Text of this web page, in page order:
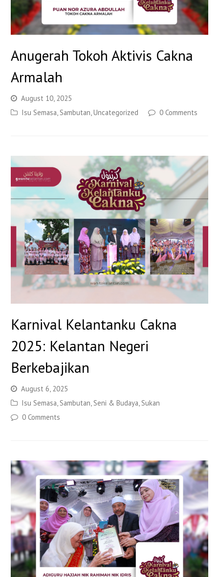
Anugerah Tokoh Aktivis Cakna
Armalah
August 10, 2025
Isu Semasa,Sambutan,Uncategorized 0 Comments
Karnival Kelantanku Cakna
2025: Kelantan Negeri
Berkebajikan
August 6, 2025
Isu Semasa,Sambutan,Seni & Budaya,Sukan
0 Comments